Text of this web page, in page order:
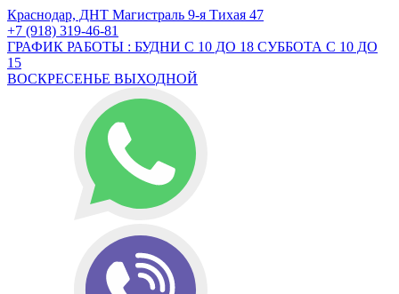
Краснодар, ДНТ Магистраль 9-я Тихая 47
+7 (918) 319-46-81
ГРАФИК РАБОТЫ : БУДНИ С 10 ДО 18 СУББОТА С 10 ДО
15
ВОСКРЕСЕНЬЕ ВЫХОДНОЙ